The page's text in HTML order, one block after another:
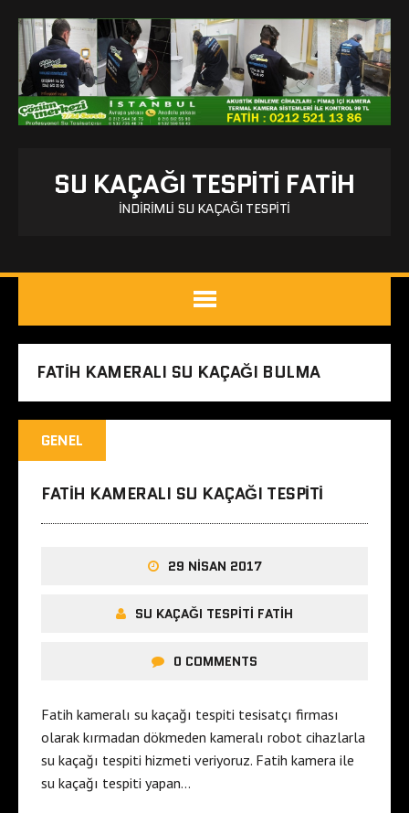
SU KAÇAĞI TESPITI FATIH
İNDIRIMLI SU KAÇAĞI TESPITI
FATIH KAMERALI SU KAÇAĞI BULMA
GENEL
FATIH KAMERALI SU KAÇAĞI TESPITI
29 NISAN 2017
SU KAÇAĞI TESPITI FATIH
0 COMMENTS
Fatih kameralı su kaçağı tespiti tesisatçı firması
olarak kırmadan dökmeden kameralı robot cihazlarla
su kaçağı tespiti hizmeti veriyoruz. Fatih kamera ile
su kaçağı tespiti yapan…